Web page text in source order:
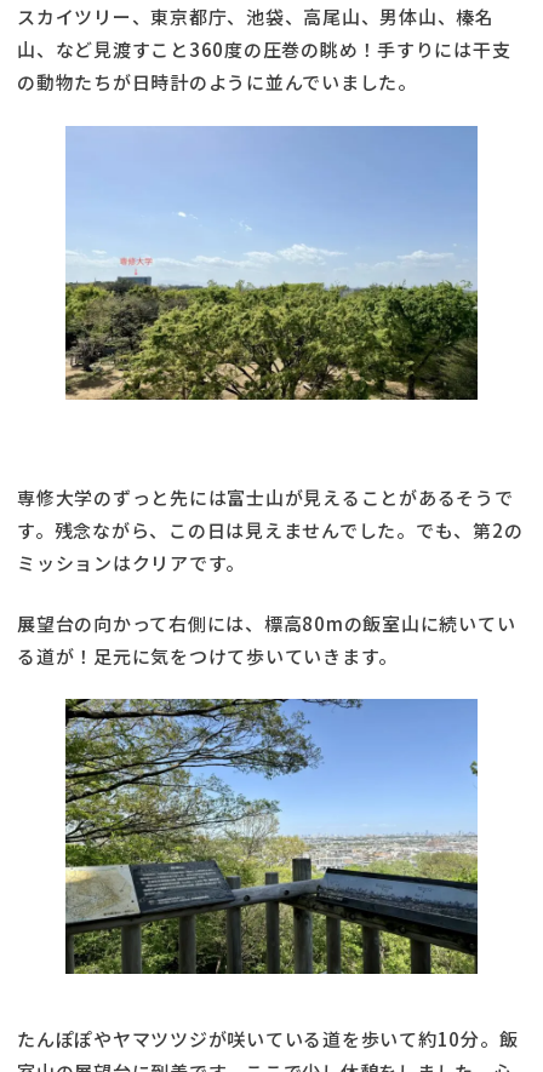
スカイツリー、東京都庁、池袋、高尾山、男体山、榛名
山、など見渡すこと360度の圧巻の眺め！手すりには干支
の動物たちが日時計のように並んでいました。
専修大学のずっと先には富士山が見えることがあるそうで
す。残念ながら、この日は見えませんでした。でも、第2の
ミッションはクリアです。
展望台の向かって右側には、標高80mの飯室山に続いてい
る道が！足元に気をつけて歩いていきます。
たんぽぽやヤマツツジが咲いている道を歩いて約10分。飯